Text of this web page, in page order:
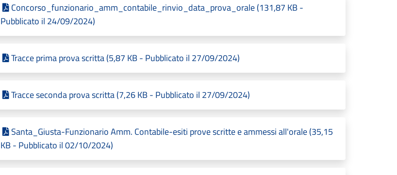
Concorso_funzionario_amm_contabile_rinvio_data_prova_orale (131,87 KB -
Pubblicato il 24/09/2024)
Tracce prima prova scritta (5,87 KB - Pubblicato il 27/09/2024)
Tracce seconda prova scritta (7,26 KB - Pubblicato il 27/09/2024)
Santa_Giusta-Funzionario Amm. Contabile-esiti prove scritte e ammessi all'orale (35,15
KB - Pubblicato il 02/10/2024)